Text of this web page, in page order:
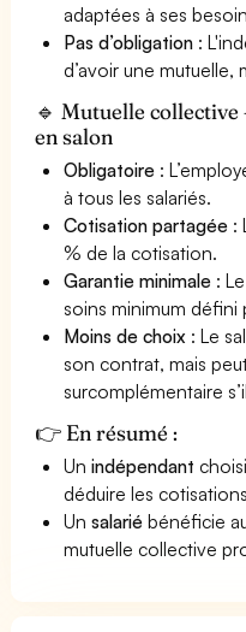
adaptées à ses
Pas d’obligation :
d’avoir une mutuelle,
🔹 Mutuelle
en salon
Obligatoire :
à tous les salariés.
Cotisation partagée :
% de la cotisation.
Garantie minimale :
soins minimum défini
Moins de choix : Le
son contrat, mais
surcomplémentaire
👉 En résumé :
Unindépendant
déduire les
Unsalarié bénéficie
mutuelle collective